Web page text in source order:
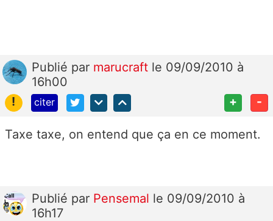
Publié par marucraft le 09/09/2010 à
16h00
!
citer + -
Taxe taxe, on entend que ça en ce moment.
Publié par Pensemal le 09/09/2010 à
16h17